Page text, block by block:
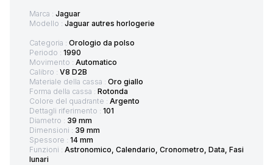
Marca : Jaguar
Modello : Jaguar autres horlogerie
Categoria : Orologio da polso
Periodo : 1990
Movimento : Automatico
Calibro : V8 D2B
Materiale della cassa : Oro giallo
Forma della cassa : Rotonda
Colore del quadrante : Argento
Dettagli riferimento : 101
Diametro : 39 mm
Dimensioni : 39 mm
Spessore : 14 mm
Funzioni : Astronomico, Calendario, Cronometro, Data, Fasi
lunari